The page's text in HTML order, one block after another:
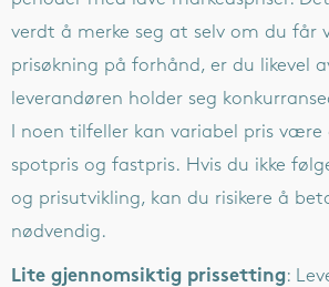
verdt å merke seg at selv om du får
prisøkning på forhånd, er du likevel
leverandøren holder seg
I noen tilfeller kan variabel pris være
spotpris og fastpris. Hvis du ikke
og prisutvikling, kan du risikere å
nødvendig.
Lite gjennomsiktig prissetting: